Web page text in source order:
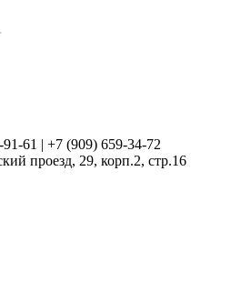
61 | +7 (909) 659-34-72
проезд, 29, корп.2, стр.16